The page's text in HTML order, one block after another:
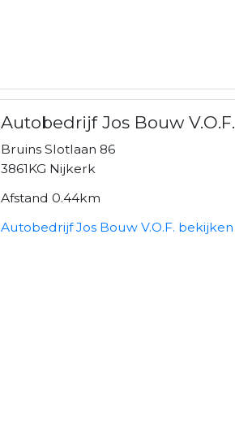
Autobedrijf Jos Bouw V.O.F.
Bruins Slotlaan 86
3861KG Nijkerk
Afstand 0.44km
Autobedrijf Jos Bouw V.O.F. bekijken